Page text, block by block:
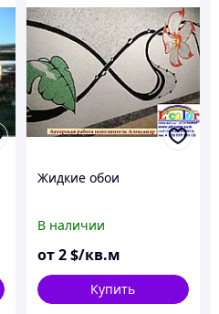
Жидкие обои
В наличии
от2$/кв.м
Купить